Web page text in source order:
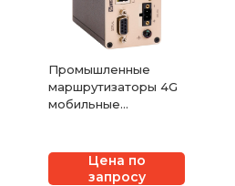
Промышленные
маршрутизаторы 4G
мобильные
Цена по
запросу